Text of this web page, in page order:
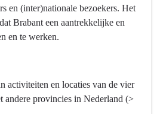
en (inter)nationale bezoekers. Het
Brabant een aantrekkelijke en
en te werken.
activiteiten en locaties van de vier
andere provincies in Nederland (>